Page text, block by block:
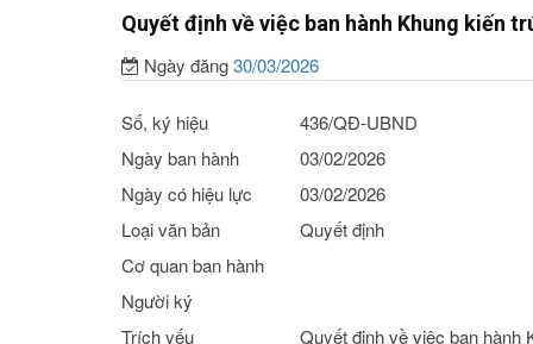
Quyết định về việc ban hành Khung kiến
Ngày đăng30/03/2026
Số, ký hiệu
436/QĐ-UBND
Ngày ban hành
03/02/2026
Ngày có hiệu lực
03/02/2026
Loại văn bản
Quyết định
Cơ quan ban hành
Người ký
Trích yếu
Quyết định về việc ban hành